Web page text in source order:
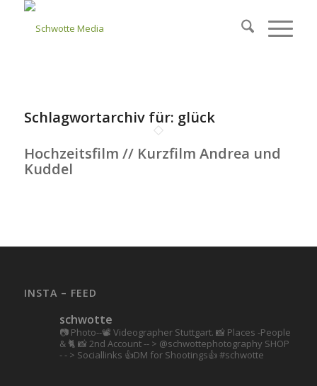
Schlagwortarchiv für: glück
Hochzeitsfilm // Kurzfilm Andrea und
Kuddel
INSTA – FEED
schwotte
📷 Photo--📽️ Videographer Stuttgart. 📸 Places -People
& 🐈 📸 2nd Account-- > @schwottephotography SHOP
- - > Sociallinks 👍DM for Shootings👍 #schwotte